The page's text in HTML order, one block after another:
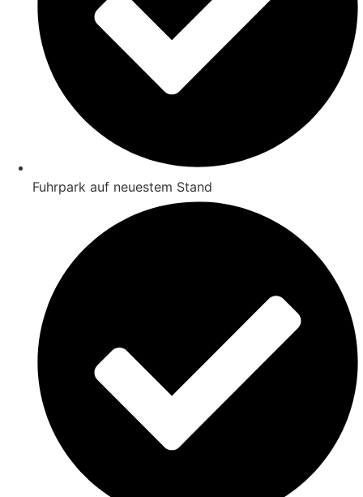
Fuhrpark auf neuestem Stand